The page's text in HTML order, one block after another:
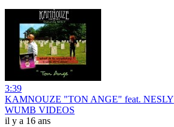
3:39
KAMNOUZE "TON ANGE" feat. NESLY
WUMB VIDEOS
il y a 16 ans